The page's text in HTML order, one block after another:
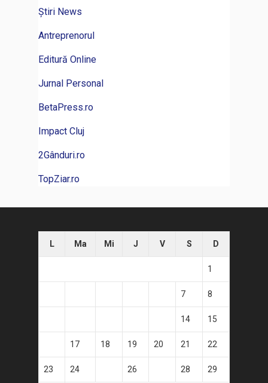
Știri News
Antreprenorul
Editură Online
Jurnal Personal
BetaPress.ro
Impact Cluj
2Gânduri.ro
TopZiar.ro
L Ma Mi J V S D
1
7 8
14 15
17 18 19 20 21 22
23 24 26 28 29